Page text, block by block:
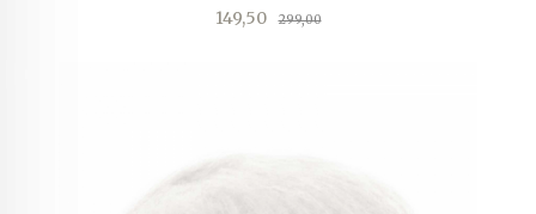
Tilbud
149,50 299,00Rabatt